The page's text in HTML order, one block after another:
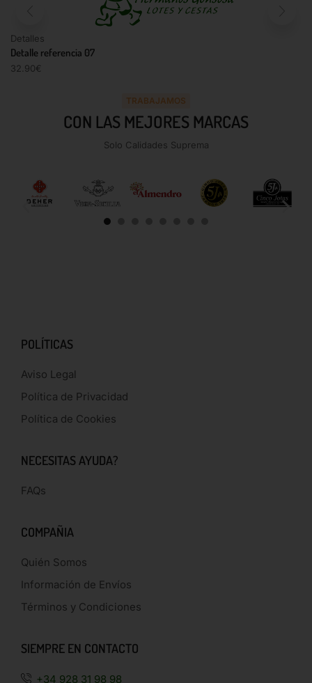
Detalles
Detalle referencia 07
32.90€
TRABAJAMOS
CON LAS MEJORES MARCAS
Solo Calidades Suprema
POLÍTICAS
Aviso Legal
Política de Privacidad
Política de Cookies
NECESITAS AYUDA?
FAQs
COMPAÑIA
Quién Somos
Información de Envíos
Términos y Condiciones
SIEMPRE EN CONTACTO
+34 928 31 98 98